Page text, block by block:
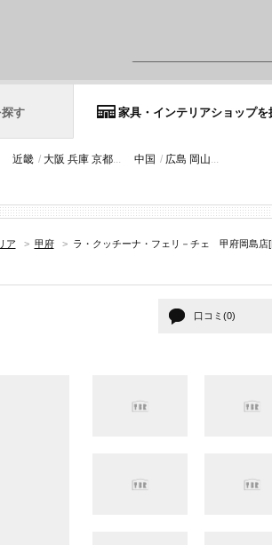
す 家具・インテリアショップを
近畿 / 大阪 兵庫 京都... 中国 / 広島 岡山...
ア > 甲府 >
ラ・クッチーナ・フェリ－チェ 甲府岡島店[
口コミ(0)